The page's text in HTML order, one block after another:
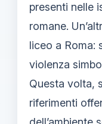
presenti nelle
romane.
liceo a Roma:
violenza
Questa volta,
riferimenti